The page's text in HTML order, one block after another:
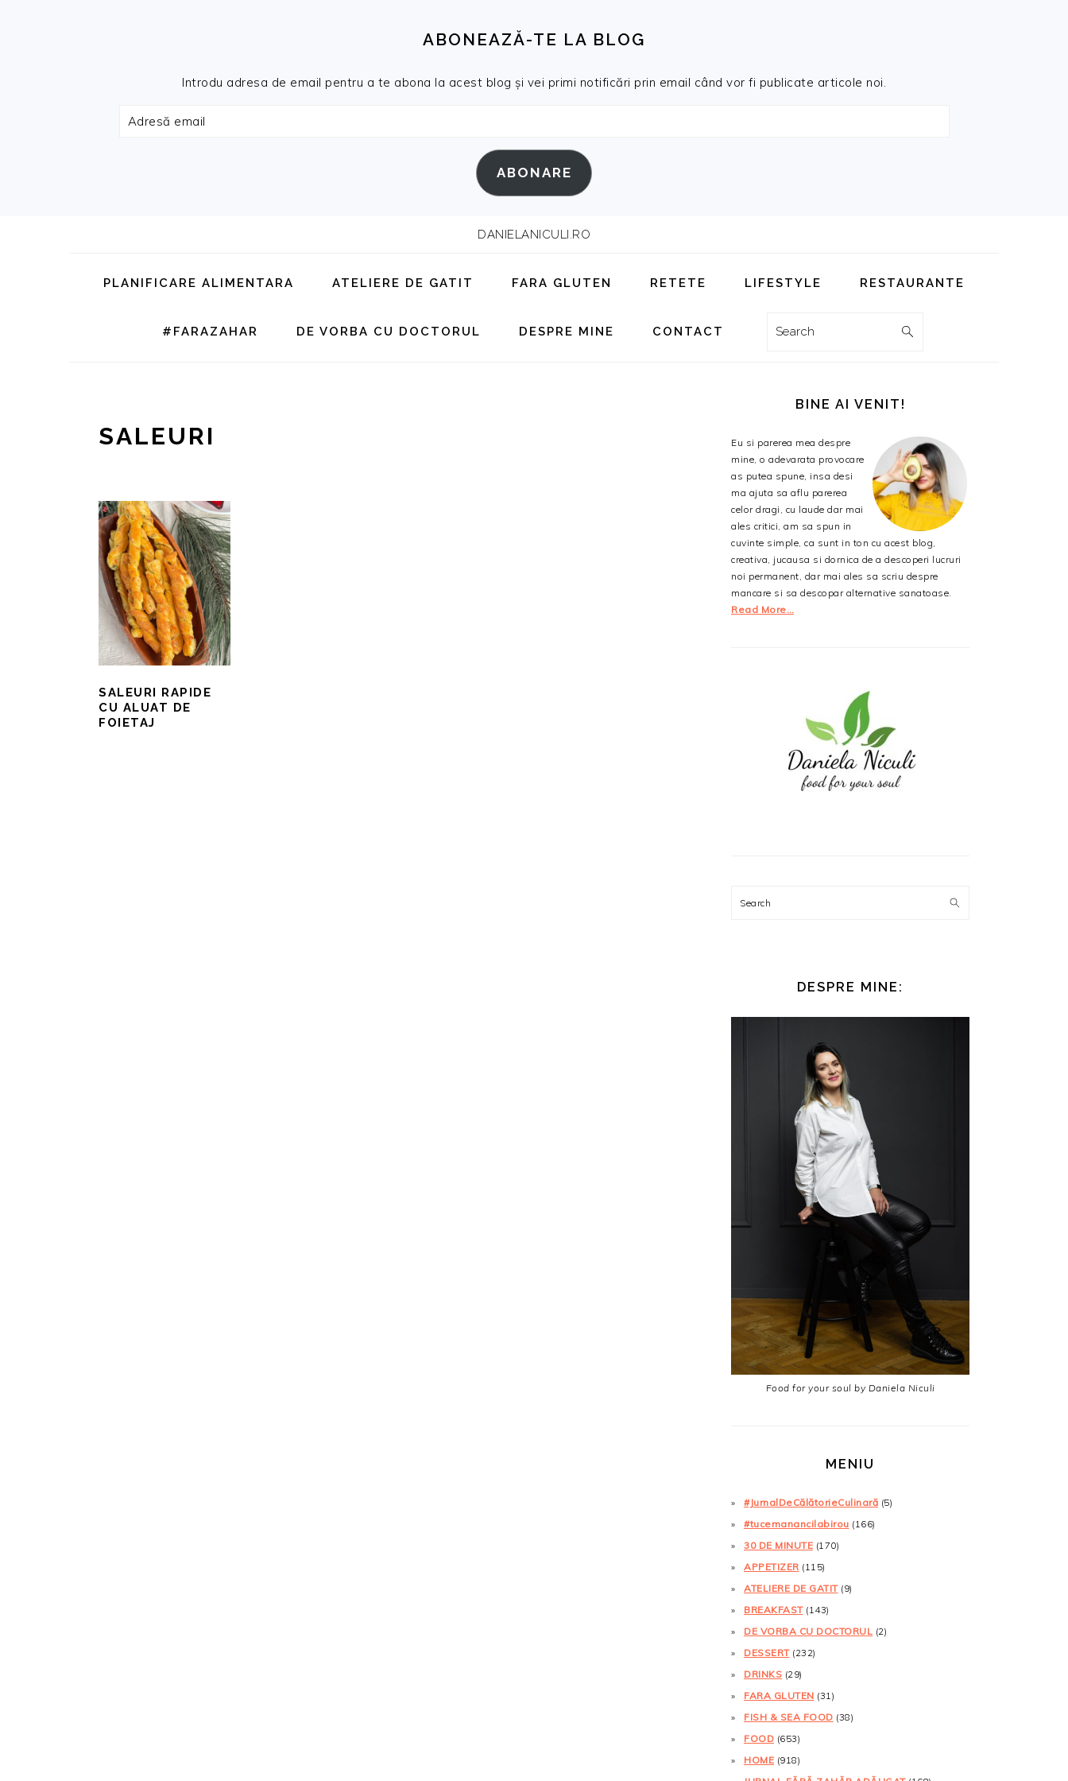
ABONEAZĂ-TE LA BLOG
Introdu adresa de email pentru a te abona la acest blog și vei primi notificări prin email când vor fi publicate articole noi.
Adresă
ABONARE
DANIELANICULI.RO
PLANIFICARE ALIMENTARA ATELIERE DE GATIT FARA GLUTEN RETETE LIFESTYLE RESTAURANTE
#FARAZAHAR DE VORBA CU DOCTORUL DESPRE MINE CONTACT Search
SALEURI
SALEURI RAPIDE
CU ALUAT DE
FOIETAJ
PRINCIPALĂBINE AI VENIT!
Eu si parerea mea despre
mine, o adevarata provocare
as putea spune, insa desi
ma ajuta sa aflu parerea
celor dragi, cu laude dar mai
ales critici, am sa spun in
cuvinte simple, ca sunt in ton cu acest blog,
creativa, jucausa si dornica de a descoperi lucruri
noi permanent, dar mai ales sa scriu despre
mancare si sa descopar alternative sanatoase.
Read More…
Search
DESPRE MINE:
Food for your soul by Daniela Niculi
MENIU
#JurnalDeCălătorieCulinară (5)
#tucemanancilabirou (166)
30 DE MINUTE (170)
APPETIZER (115)
ATELIERE DE GATIT(9)
BREAKFAST(143)
DE VORBA CU DOCTORUL (2)
DESSERT(232)
DRINKS (29)
FARA GLUTEN (31)
FISH & SEA FOOD (38)
FOOD (653)
HOME (918)